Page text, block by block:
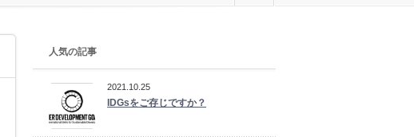
人気の記事
2021.10.25
IDGsをご存じですか？